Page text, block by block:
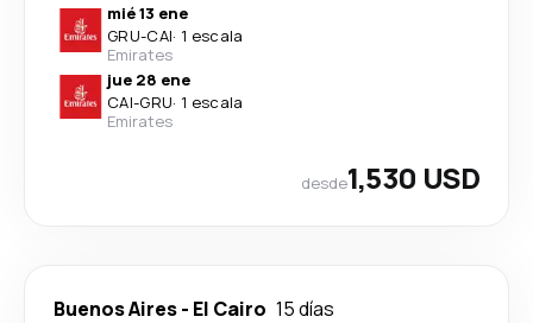
mié 13 ene
GRU-CAI· 1 escala
Emirates
jue 28 ene
CAI-GRU· 1 escala
Emirates
desde1,530 USD
Buenos Aires- El Cairo 15 días